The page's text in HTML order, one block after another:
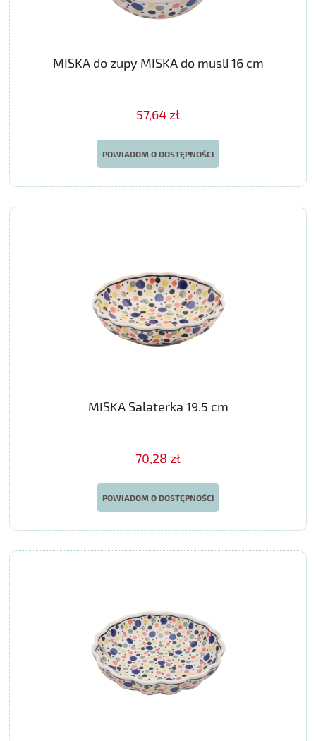
MISKA do zupy MISKA do musli 16 cm
57,64 zł
POWIADOM O DOSTĘPNOŚCI
MISKA Salaterka 19.5 cm
70,28 zł
POWIADOM O DOSTĘPNOŚCI